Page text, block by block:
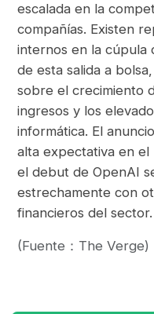
escalada en la
compañías. Existen
internos en la cúpula
de esta salida a
sobre el crecimiento
ingresos y los
informática. El
alta expectativa en
el debut de OpenAI
estrechamente con
financieros del sector.
(Fuente：The Verge)